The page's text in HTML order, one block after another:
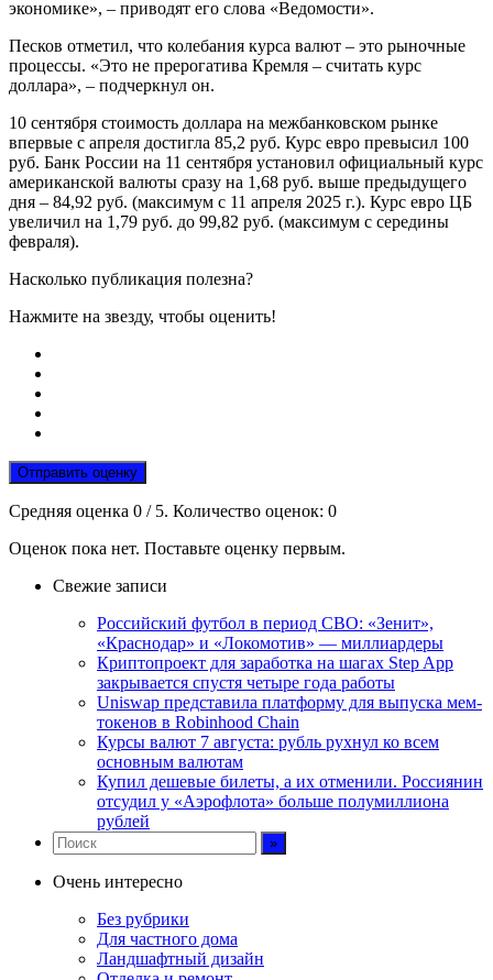
экономике», – приводят его слова «Ведомости».
Песков отметил, что колебания курса валют – это рыночные
процессы. «Это не прерогатива Кремля – считать курс
доллара», – подчеркнул он.
10 сентября стоимость доллара на межбанковском рынке
впервые с апреля достигла 85,2 руб. Курс евро превысил 100
руб. Банк России на 11 сентября установил официальный курс
американской валюты сразу на 1,68 руб. выше предыдущего
дня – 84,92 руб. (максимум с 11 апреля 2025 г.). Курс евро ЦБ
увеличил на 1,79 руб. до 99,82 руб. (максимум с середины
февраля).
Насколько публикация полезна?
Нажмите на звезду, чтобы оценить!
Отправить оценку
Средняя оценка 0 / 5. Количество оценок: 0
Оценок пока нет. Поставьте оценку первым.
Свежие записи
Российский футбол в период СВО: «Зенит»,
«Краснодар» и «Локомотив» — миллиардеры
Криптопроект для заработка на шагах Step App
закрывается спустя четыре года работы
Uniswap представила платформу для выпуска мем-
токенов в Robinhood Chain
Курсы валют 7 августа: рубль рухнул ко всем
основным валютам
Купил дешевые билеты, а их отменили. Россиянин
отсудил у «Аэрофлота» больше полумиллиона
рублей
Очень интересно
Без рубрики
Для частного дома
Ландшафтный дизайн